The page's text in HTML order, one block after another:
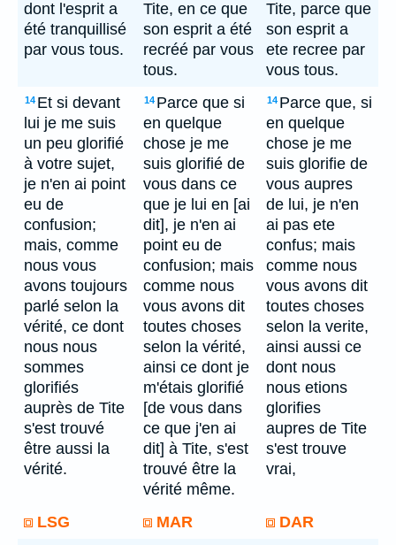
dont l'esprit a
été tranquillisé
par vous tous.
Tite, en ce que
son esprit a été
recréé par vous
tous.
Tite, parce que
son esprit a
ete recree par
vous tous.
14 Et si devant
lui je me suis
un peu glorifié
à votre sujet,
je n'en ai point
eu de
confusion;
mais, comme
nous vous
avons toujours
parlé selon la
vérité, ce dont
nous nous
sommes
glorifiés
auprès de Tite
s'est trouvé
être aussi la
vérité.
14 Parce que si
en quelque
chose je me
suis glorifié de
vous dans ce
que je lui en [ai
dit], je n'en ai
point eu de
confusion; mais
comme nous
vous avons dit
toutes choses
selon la vérité,
ainsi ce dont je
m'étais glorifié
[de vous dans
ce que j'en ai
dit] à Tite, s'est
trouvé être la
vérité même.
14 Parce que, si
en quelque
chose je me
suis glorifie de
vous aupres
de lui, je n'en
ai pas ete
confus; mais
comme nous
vous avons dit
toutes choses
selon la verite,
ainsi aussi ce
dont nous
nous etions
glorifies
aupres de Tite
s'est trouve
vrai,
LSG MAR DAR